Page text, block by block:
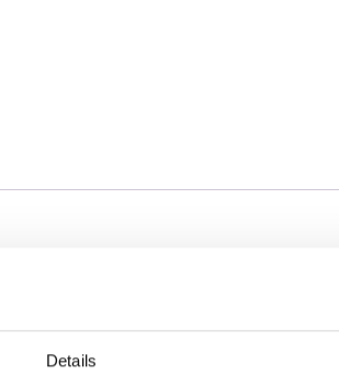
Details